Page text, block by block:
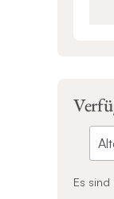
Es sind